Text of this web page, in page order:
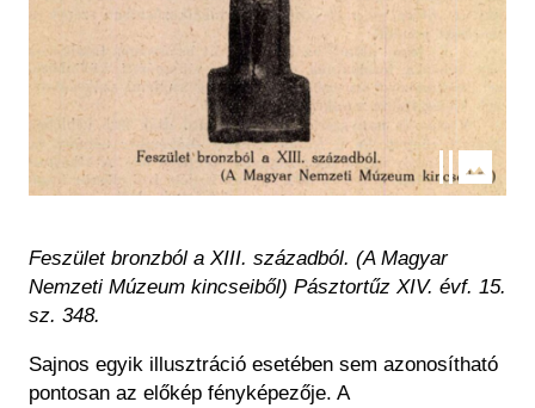
Feszület bronzból a XIII. századból. (A Magyar
Nemzeti Múzeum kincseiből) Pásztortűz XIV. évf. 15.
sz. 348.
Sajnos egyik illusztráció esetében sem azonosítható
pontosan az előkép fényképezője. A